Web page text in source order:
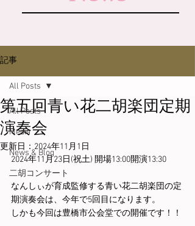
記事
All Posts
Media
News & Blog
二胡コンサート
All Posts
第五回青い花二胡楽団定期
演奏会
更新日：2024年11月1日
2024年11月23日(祝土) 開場13:00開演13:30
なんしぃが育成監修する青い花二胡楽団の定
期演奏会は、今年で5回目になります。
しかも今回は豊橋市公会堂での開催です！！